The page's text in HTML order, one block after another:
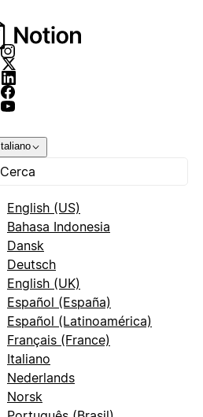
Italiano
English (US)
Bahasa Indonesia
Dansk
Deutsch
English (UK)
Español (España)
Español (Latinoamérica)
Français (France)
Italiano
Nederlands
Norsk